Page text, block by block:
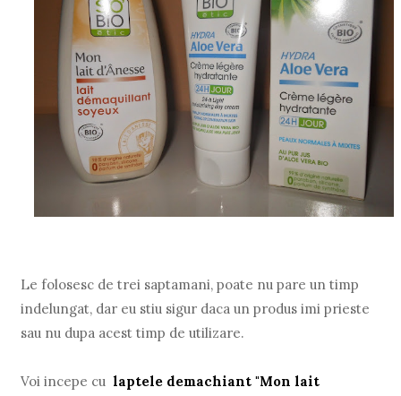
Le folosesc de trei saptamani, poate nu pare un timp
indelungat, dar eu stiu sigur daca un produs imi prieste
sau nu dupa acest timp de utilizare.
Voi incepe culaptele demachiant "Mon lait